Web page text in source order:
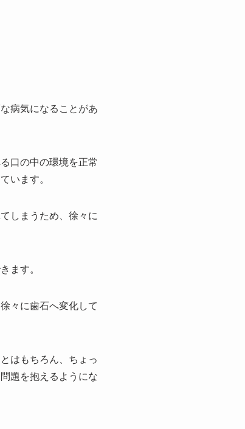
病気になることがあ
口の中の環境を正常
います。
しまうため、徐々に
ます。
々に歯石へ変化して
はもちろん、ちょっ
題を抱えるようにな